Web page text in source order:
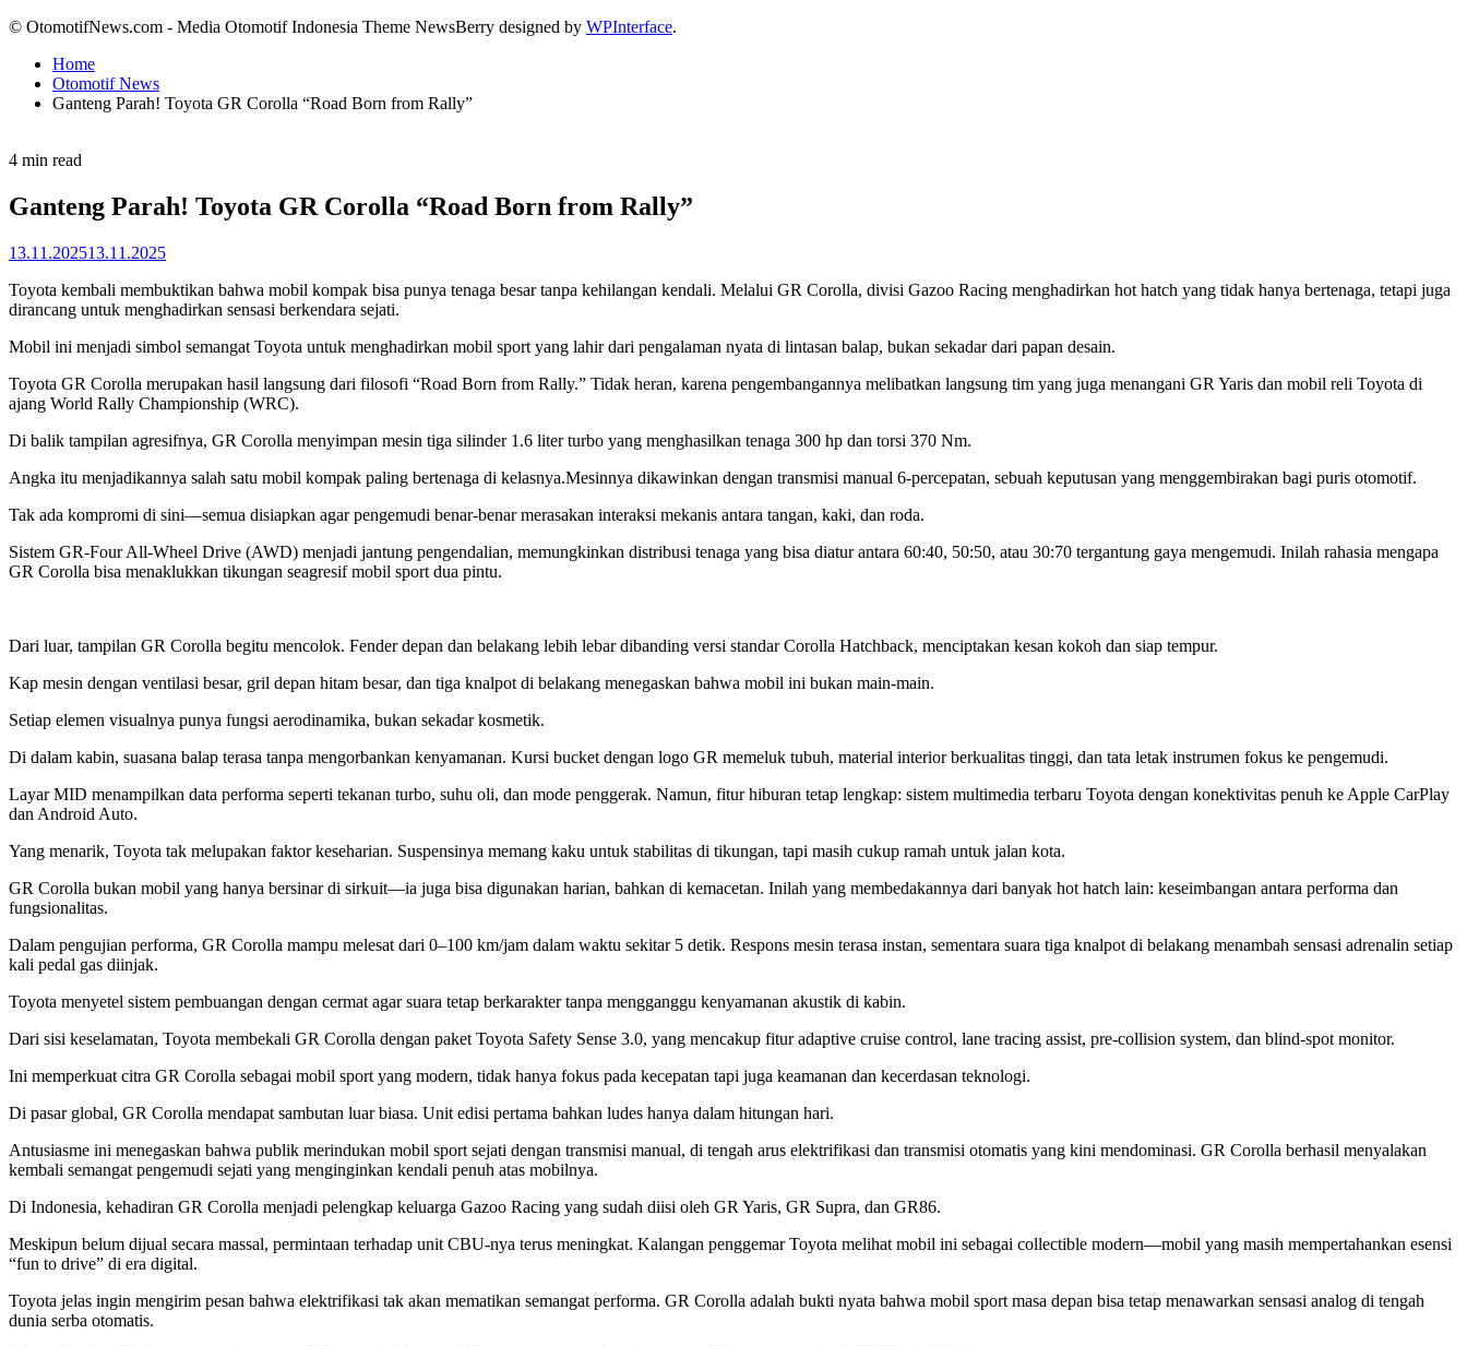
© OtomotifNews.com - Media Otomotif Indonesia Theme NewsBerry designed by WPInterface.
Home
Otomotif News
Ganteng Parah! Toyota GR Corolla “Road Born from Rally”
Estimated
time
4 min read
Ganteng Parah! Toyota GR Corolla “Road Born from Rally”
13.11.202513.11.2025
Toyota kembali membuktikan bahwa mobil kompak bisa punya tenaga besar tanpa kehilangan kendali. Melalui GR Corolla, divisi Gazoo Racing menghadirkan hot hatch yang tidak hanya bertenaga, tetapi juga
dirancang untuk menghadirkan sensasi berkendara sejati.
Mobil ini menjadi simbol semangat Toyota untuk menghadirkan mobil sport yang lahir dari pengalaman nyata di lintasan balap, bukan sekadar dari papan desain.
Toyota GR Corolla merupakan hasil langsung dari filosofi “Road Born from Rally.” Tidak heran, karena pengembangannya melibatkan langsung tim yang juga menangani GR Yaris dan mobil reli Toyota di
ajang World Rally Championship (WRC).
Di balik tampilan agresifnya, GR Corolla menyimpan mesin tiga silinder 1.6 liter turbo yang menghasilkan tenaga 300 hp dan torsi 370 Nm.
Angka itu menjadikannya salah satu mobil kompak paling bertenaga di kelasnya.Mesinnya dikawinkan dengan transmisi manual 6-percepatan, sebuah keputusan yang menggembirakan bagi puris otomotif.
Tak ada kompromi di sini—semua disiapkan agar pengemudi benar-benar merasakan interaksi mekanis antara tangan, kaki, dan roda.
Sistem GR-Four All-Wheel Drive (AWD) menjadi jantung pengendalian, memungkinkan distribusi tenaga yang bisa diatur antara 60:40, 50:50, atau 30:70 tergantung gaya mengemudi. Inilah rahasia mengapa
GR Corolla bisa menaklukkan tikungan seagresif mobil sport dua pintu.
Dari luar, tampilan GR Corolla begitu mencolok. Fender depan dan belakang lebih lebar dibanding versi standar Corolla Hatchback, menciptakan kesan kokoh dan siap tempur.
Kap mesin dengan ventilasi besar, gril depan hitam besar, dan tiga knalpot di belakang menegaskan bahwa mobil ini bukan main-main.
Setiap elemen visualnya punya fungsi aerodinamika, bukan sekadar kosmetik.
Di dalam kabin, suasana balap terasa tanpa mengorbankan kenyamanan. Kursi bucket dengan logo GR memeluk tubuh, material interior berkualitas tinggi, dan tata letak instrumen fokus ke pengemudi.
Layar MID menampilkan data performa seperti tekanan turbo, suhu oli, dan mode penggerak. Namun, fitur hiburan tetap lengkap: sistem multimedia terbaru Toyota dengan konektivitas penuh ke Apple CarPlay
dan Android Auto.
Yang menarik, Toyota tak melupakan faktor keseharian. Suspensinya memang kaku untuk stabilitas di tikungan, tapi masih cukup ramah untuk jalan kota.
GR Corolla bukan mobil yang hanya bersinar di sirkuit—ia juga bisa digunakan harian, bahkan di kemacetan. Inilah yang membedakannya dari banyak hot hatch lain: keseimbangan antara performa dan
fungsionalitas.
Dalam pengujian performa, GR Corolla mampu melesat dari 0–100 km/jam dalam waktu sekitar 5 detik. Respons mesin terasa instan, sementara suara tiga knalpot di belakang menambah sensasi adrenalin setiap
kali pedal gas diinjak.
Toyota menyetel sistem pembuangan dengan cermat agar suara tetap berkarakter tanpa mengganggu kenyamanan akustik di kabin.
Dari sisi keselamatan, Toyota membekali GR Corolla dengan paket Toyota Safety Sense 3.0, yang mencakup fitur adaptive cruise control, lane tracing assist, pre-collision system, dan blind-spot monitor.
Ini memperkuat citra GR Corolla sebagai mobil sport yang modern, tidak hanya fokus pada kecepatan tapi juga keamanan dan kecerdasan teknologi.
Di pasar global, GR Corolla mendapat sambutan luar biasa. Unit edisi pertama bahkan ludes hanya dalam hitungan hari.
Antusiasme ini menegaskan bahwa publik merindukan mobil sport sejati dengan transmisi manual, di tengah arus elektrifikasi dan transmisi otomatis yang kini mendominasi. GR Corolla berhasil menyalakan
kembali semangat pengemudi sejati yang menginginkan kendali penuh atas mobilnya.
Di Indonesia, kehadiran GR Corolla menjadi pelengkap keluarga Gazoo Racing yang sudah diisi oleh GR Yaris, GR Supra, dan GR86.
Meskipun belum dijual secara massal, permintaan terhadap unit CBU-nya terus meningkat. Kalangan penggemar Toyota melihat mobil ini sebagai collectible modern—mobil yang masih mempertahankan esensi
“fun to drive” di era digital.
Toyota jelas ingin mengirim pesan bahwa elektrifikasi tak akan mematikan semangat performa. GR Corolla adalah bukti nyata bahwa mobil sport masa depan bisa tetap menawarkan sensasi analog di tengah
dunia serba otomatis.